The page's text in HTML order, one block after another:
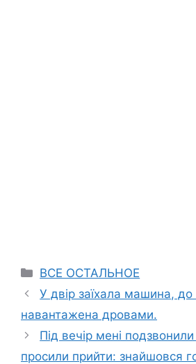
Categories
ВСЕ ОСТАЛЬНОЕ
У двір заїхала машина, до
навантажена дровами.
Під вечір мені подзвонили
просили прийти: знайшовся